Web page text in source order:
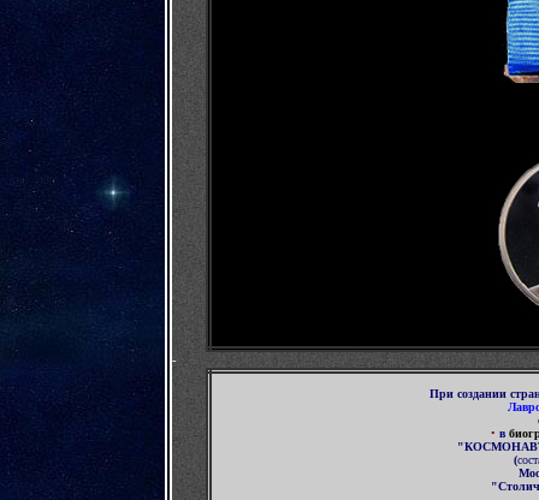
-
Присоздании
• в
(